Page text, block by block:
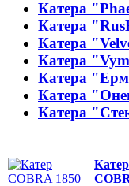
Катера
Катера
Катера
Катера
Катера
Катера
Катера
Катер